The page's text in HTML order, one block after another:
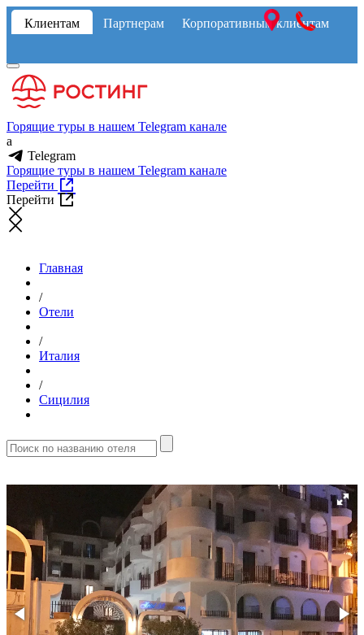
Клиентам Партнерам Корпоративным клиентам
Горящие туры в нашем Telegram канале
a
Telegram
Горящие туры в нашем Telegram канале
Перейти
Перейти
Главная
/
Отели
/
Италия
/
Сицилия